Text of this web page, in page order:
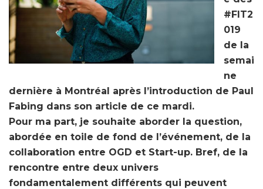
#FIT2
019
de la
semai
ne
dernière à Montréal après l’introduction de Paul
Fabing dans son article de ce mardi.
Pour ma part, je souhaite aborder la question,
abordée en toile de fond de l’événement, de la
collaboration entre OGD et Start-up. Bref, de la
rencontre entre deux univers
fondamentalement différents qui peuvent